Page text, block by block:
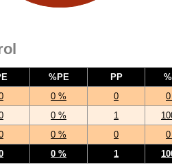
%PE PP
0 % 0
0 % 1
0 % 0
0 % 1